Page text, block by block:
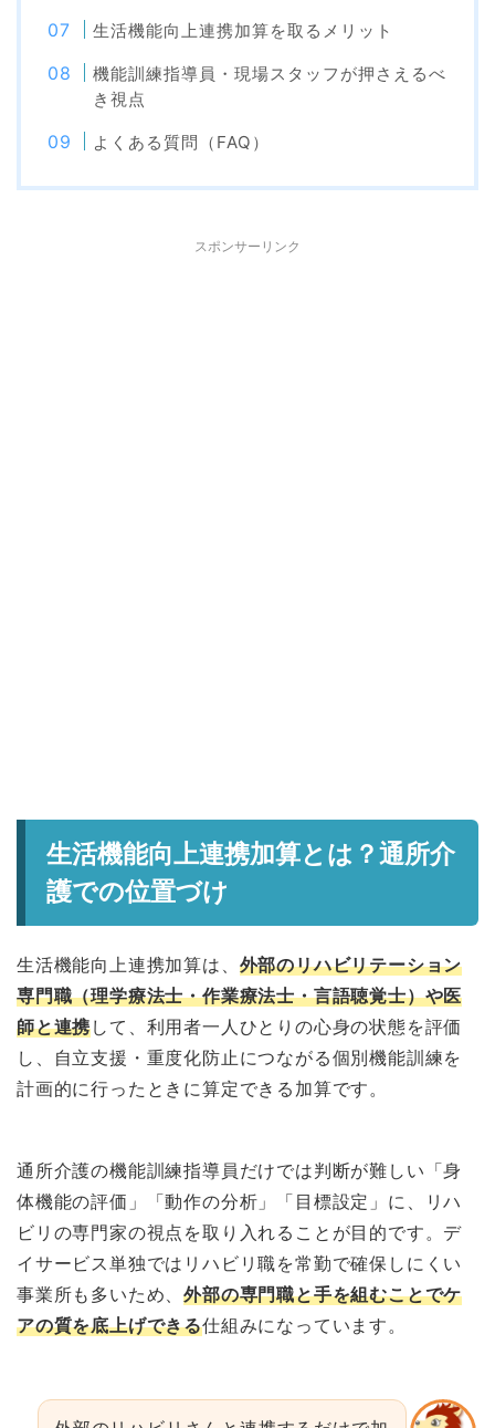
生活機能向上連携加算を取るメリット
機能訓練指導員・現場スタッフが押さえるべ
き視点
よくある質問（FAQ）
スポンサーリンク
生活機能向上連携加算とは？通所介
護での位置づけ
生活機能向上連携加算は、 外部のリハビリテーション
専門職（理学療法士・作業療法士・言語聴覚士）や医
師と連携して、利用者一人ひとりの心身の状態を評価
し、自立支援・重度化防止につながる個別機能訓練を
計画的に行ったときに算定できる加算です。
通所介護の機能訓練指導員だけでは判断が難しい「身
体機能の評価」「動作の分析」「目標設定」に、リハ
ビリの専門家の視点を取り入れることが目的です。デ
イサービス単独ではリハビリ職を常勤で確保しにくい
事業所も多いため、外部の専門職と手を組むことでケ
アの質を底上げできる仕組みになっています。